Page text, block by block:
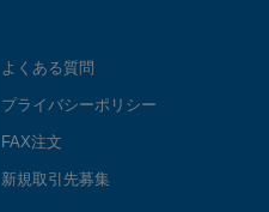
よくある質問
プライバシーポリシー
FAX注文
新規取引先募集